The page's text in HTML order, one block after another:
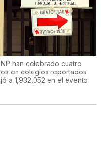
han celebrado cuatro
en colegios reportados
a 1,932,052 en el evento